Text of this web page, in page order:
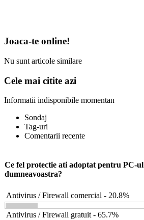
Joaca-te online!
Nu sunt articole similare
Cele mai citite azi
Informatii indisponibile momentan
Sondaj
Tag-uri
Comentarii recente
Ce fel protectie ati adoptat pentru PC-ul
dumneavoastra?
Antivirus / Firewall comercial - 20.8%
Antivirus / Firewall gratuit - 65.7%